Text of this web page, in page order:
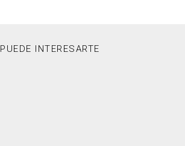
PUEDE INTERESARTE